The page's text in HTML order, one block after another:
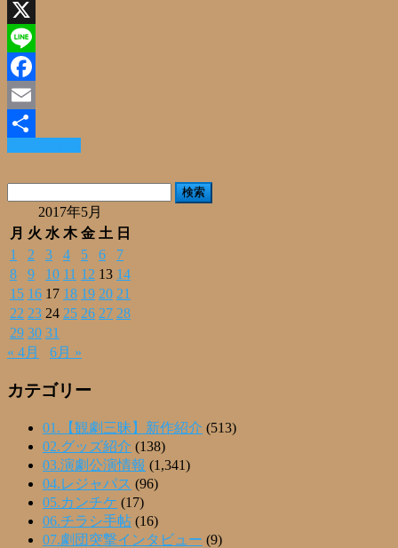
X
Line
Facebook
Email
共
有
2017年5月
月 火 水 木 金 土 日
1
2 3 4 5 6
7
8
9 10 11 12 13 14
15 16 17 18 19 20 21
22 23 24 25 26 27 28
29 30 31
« 4月
6月 »
カテゴリー
01.【観劇三昧】新作紹介 (513)
02.グッズ紹介 (138)
03.演劇公演情報 (1,341)
04.レジャパス (96)
05.カンチケ (17)
06.チラシ手帖 (16)
07.劇団突撃インタビュー (9)